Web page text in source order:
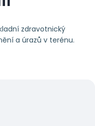
zdravotnický
a úrazů v terénu.